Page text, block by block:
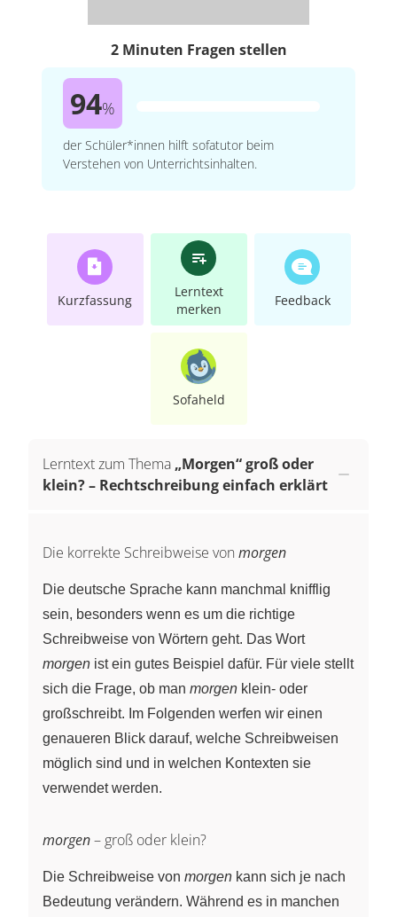
2 Minuten Fragen stellen
94%
der Schüler*innen hilft sofatutor beim
Verstehen von Unterrichtsinhalten.
Kurzfassung
Lerntext
merken
Feedback
Sofaheld
Lerntext zum Thema „Morgen“ groß oder
klein? – Rechtschreibung einfach erklärt
Die korrekte Schreibweise von morgen
Die deutsche Sprache kann manchmal knifflig
sein, besonders wenn es um die richtige
Schreibweise von Wörtern geht. Das Wort
morgen ist ein gutes Beispiel dafür. Für viele stellt
sich die Frage, ob man morgen klein- oder
großschreibt. Im Folgenden werfen wir einen
genaueren Blick darauf, welche Schreibweisen
möglich sind und in welchen Kontexten sie
verwendet werden.
morgen– groß oder klein?
Die Schreibweise von morgen kann sich je nach
Bedeutung verändern. Während es in manchen